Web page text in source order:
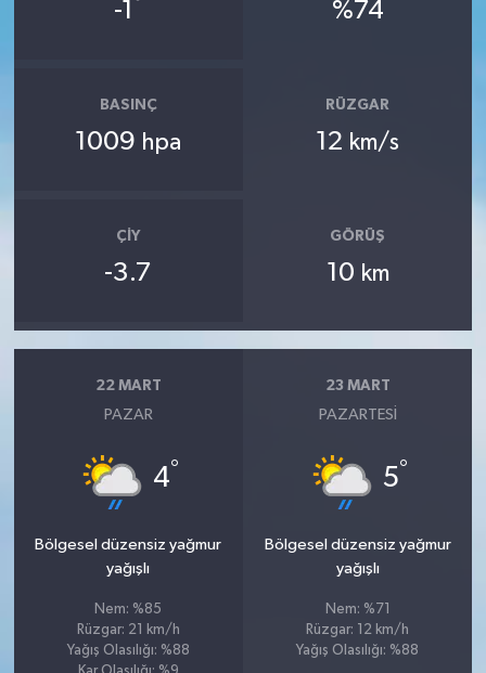
-1 %74
BASINÇ
1009 hpa
RÜZGAR
12 km/s
ÇIY
-3.7
GÖRÜŞ
10 km
22 MART
PAZAR
4°
Bölgesel düzensiz yağmur
yağışlı
Nem: %85
Rüzgar: 21 km/h
Yağış Olasılığı: %88
23 MART
PAZARTESI
5°
Bölgesel düzensiz yağmur
yağışlı
Nem: %71
Rüzgar: 12 km/h
Yağış Olasılığı: %88